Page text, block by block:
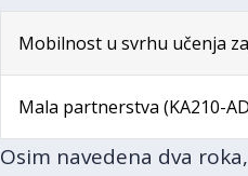
Mobilnost u svrhu učenja
Mala partnerstva (KA210-
Osim navedena dva